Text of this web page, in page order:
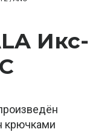
Икс-
крючками